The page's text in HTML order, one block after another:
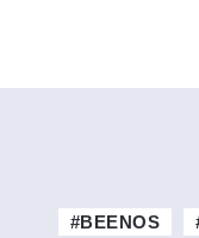
#BEENOS